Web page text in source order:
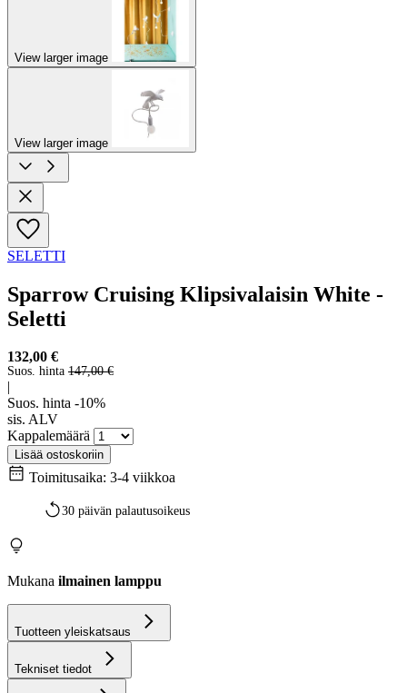
View larger image
View larger image
SELETTI
Sparrow Cruising Klipsivalaisin White -
Seletti
132,00 €
Suos. hinta 147,00 €
|
Suos. hinta -10%
sis. ALV
Kappalemäärä
Lisää ostoskoriin
Toimitusaika: 3-4 viikkoa
30 päivän palautusoikeus
Mukana ilmainen lamppu
Tuotteen yleiskatsaus
Tekniset tiedot